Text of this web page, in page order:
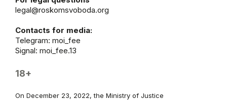
legal@roskomsvoboda.org
Contacts for media:
Telegram: moi_fee
Signal: moi_fee.13
18+
On December 23, 2022, the Ministry of Justice